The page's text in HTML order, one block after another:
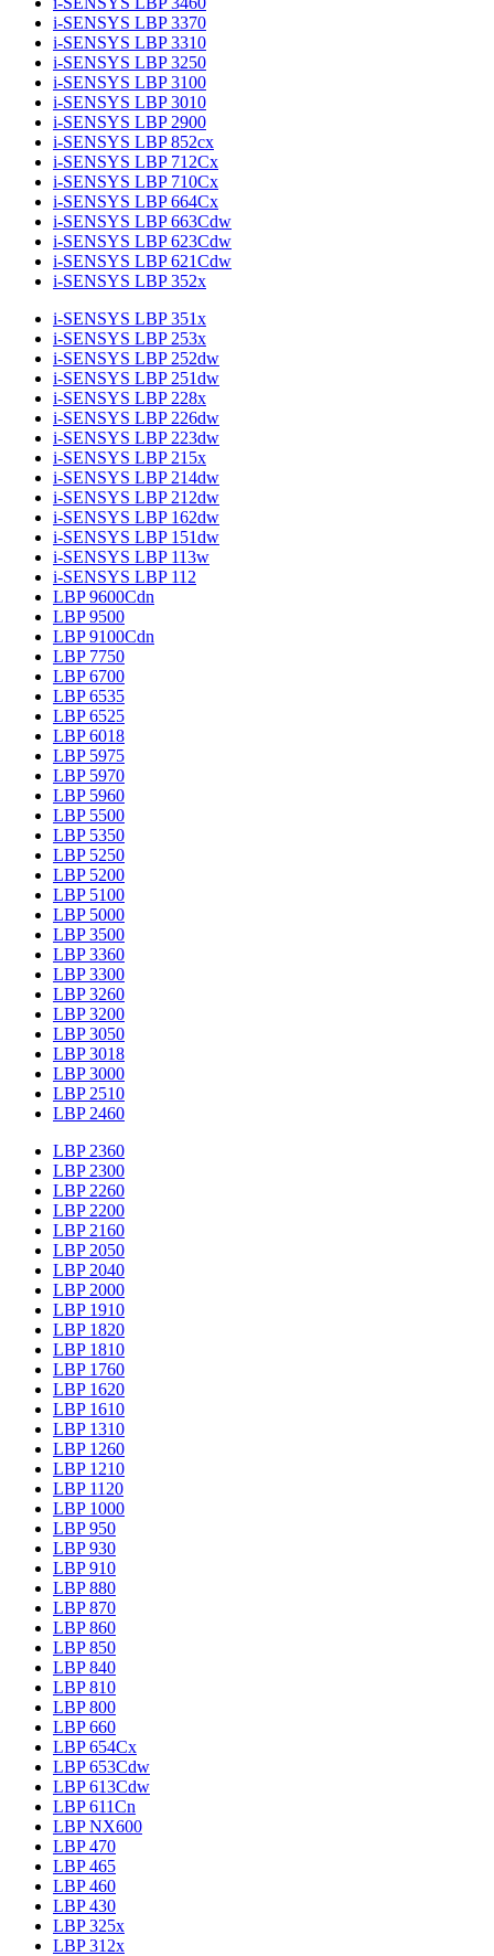
i-SENSYS LBP 3370
i-SENSYS LBP 3310
i-SENSYS LBP 3250
i-SENSYS LBP 3100
i-SENSYS LBP 3010
i-SENSYS LBP 2900
i-SENSYS LBP 852cx
i-SENSYS LBP 712Cx
i-SENSYS LBP 710Cx
i-SENSYS LBP 664Cx
i-SENSYS LBP 663Cdw
i-SENSYS LBP 623Cdw
i-SENSYS LBP 621Cdw
i-SENSYS LBP 352x
i-SENSYS LBP 351x
i-SENSYS LBP 253x
i-SENSYS LBP 252dw
i-SENSYS LBP 251dw
i-SENSYS LBP 228x
i-SENSYS LBP 226dw
i-SENSYS LBP 223dw
i-SENSYS LBP 215x
i-SENSYS LBP 214dw
i-SENSYS LBP 212dw
i-SENSYS LBP 162dw
i-SENSYS LBP 151dw
i-SENSYS LBP 113w
i-SENSYS LBP 112
LBP 9600Cdn
LBP 9500
LBP 9100Cdn
LBP 7750
LBP 6700
LBP 6535
LBP 6525
LBP 6018
LBP 5975
LBP 5970
LBP 5960
LBP 5500
LBP 5350
LBP 5250
LBP 5200
LBP 5100
LBP 5000
LBP 3500
LBP 3360
LBP 3300
LBP 3260
LBP 3200
LBP 3050
LBP 3018
LBP 3000
LBP 2510
LBP 2460
LBP 2360
LBP 2300
LBP 2260
LBP 2200
LBP 2160
LBP 2050
LBP 2040
LBP 2000
LBP 1910
LBP 1820
LBP 1810
LBP 1760
LBP 1620
LBP 1610
LBP 1310
LBP 1260
LBP 1210
LBP 1120
LBP 1000
LBP 950
LBP 930
LBP 910
LBP 880
LBP 870
LBP 860
LBP 850
LBP 840
LBP 810
LBP 800
LBP 660
LBP 654Cx
LBP 653Cdw
LBP 613Cdw
LBP 611Cn
LBP NX600
LBP 470
LBP 465
LBP 460
LBP 430
LBP 325x
LBP 312x